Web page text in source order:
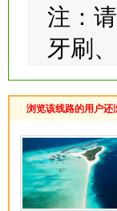
防晒
注：
牙刷
浏览该线路的用户还